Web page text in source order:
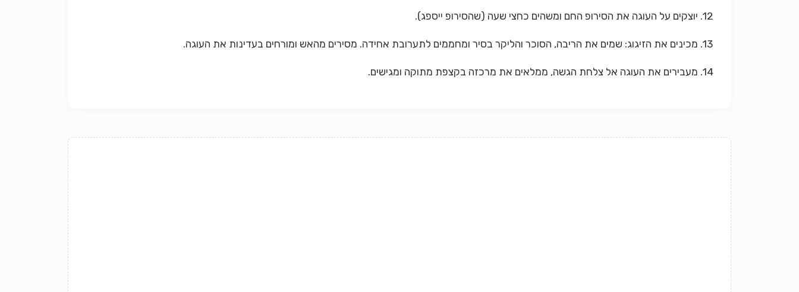
12. יוצקים על העוגה את הסירופ החם ומשהים כחצי שעה (שהסירופ ייספג).
13. מכינים את הזיגוג: שמים את הריבה, הסוכר והליקר בסיר ומחממים לתערובת אחידה. מסירים מהאש ומורחים בעדינות את העוגה.
14. מעבירים את העוגה אל צלחת הגשה, ממלאים את מרכזה בקצפת מתוקה ומגישים.